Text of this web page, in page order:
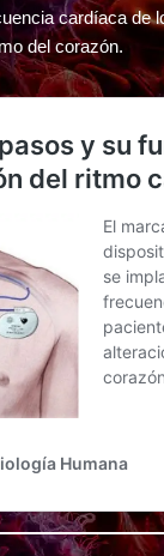
cardíaca de
del corazón.